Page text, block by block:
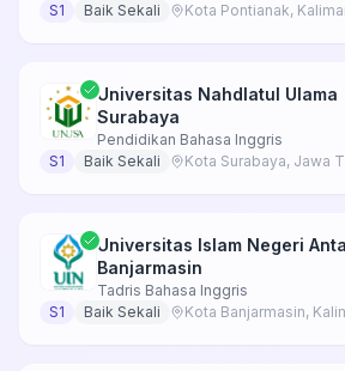
S1 Baik Sekali Kota Pontianak,
Universitas Nahdlatul Ulama
Surabaya
Pendidikan Bahasa Inggris
S1 Baik Sekali Kota Surabaya, Jawa
Universitas Islam Negeri
Banjarmasin
Tadris Bahasa Inggris
S1 Baik Sekali Kota Banjarmasin,